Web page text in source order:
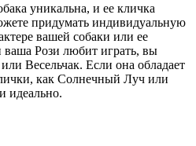
уникальна, и ее кличка
придумать индивидуальную
вашей собаки или ее
Рози любит играть, вы
Весельчак. Если она обладает
как Солнечный Луч или
идеально.